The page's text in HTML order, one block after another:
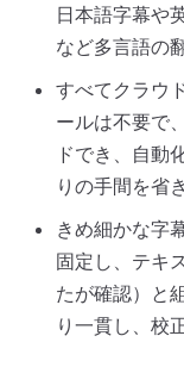
日本語字幕や
など多言語の
すべてクラウ
ールは不要で
ドでき、自動
りの手間を省
きめ細かな字
固定し、テキ
たが確認）と
り一貫し、校